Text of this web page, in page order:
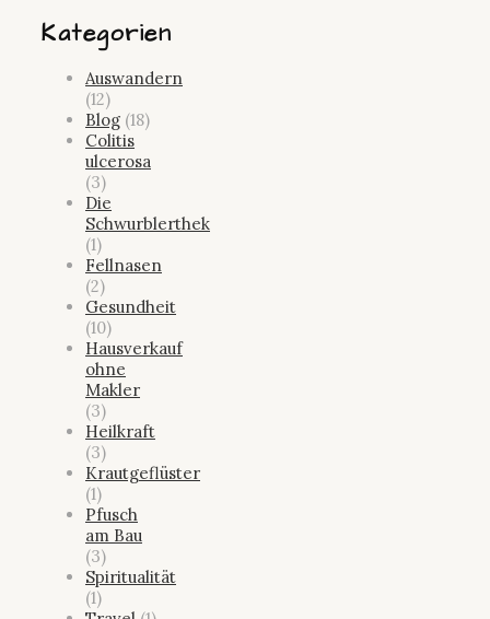
Kategorien
Auswandern
(12)
Blog (18)
Colitis
ulcerosa
(3)
Die
Schwurblerthek
(1)
Fellnasen
(2)
Gesundheit
(10)
Hausverkauf
ohne
Makler
(3)
Heilkraft
(3)
Krautgeflüster
(1)
Pfusch
am Bau
(3)
Spiritualität
(1)